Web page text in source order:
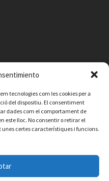
tecnologies com les cookies per a
del dispositiu. El consentiment
dades com el comportament de
este lloc. No consentir o retirar el
certes característiques i funcions.
privacitat